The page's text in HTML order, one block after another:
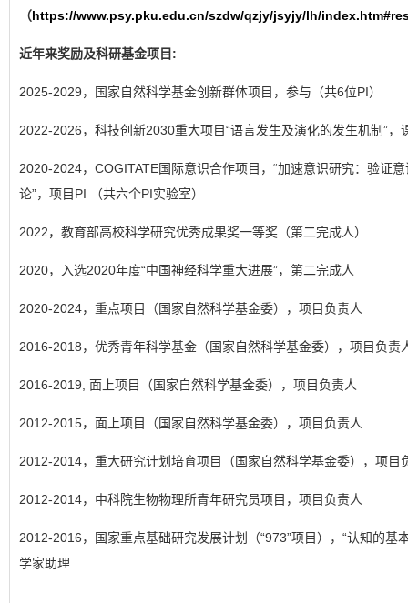
（https://www.psy.pku.edu.cn/szdw/qzjy/jsyjy/lh/
近年来奖励及科研基金项目:
2025-2029，国家自然科学基金创新群体项目，参与（共6位PI）
2022-2026，科技创新2030重大项目“语言发生及演化的发生机制”，
2020-2024，COGITATE国际意识合作项目，“加速意识研究：验证
论”，项目PI （共六个PI实验室）
2022，教育部高校科学研究优秀成果奖一等奖（第二完成人）
2020，入选2020年度“中国神经科学重大进展”，第二完成人
2020-2024，重点项目（国家自然科学基金委），项目负责人
2016-2018，优秀青年科学基金（国家自然科学基金委），项目负责
2016-2019, 面上项目（国家自然科学基金委），项目负责人
2012-2015，面上项目（国家自然科学基金委），项目负责人
2012-2014，重大研究计划培育项目（国家自然科学基金委），项目
2012-2014，中科院生物物理所青年研究员项目，项目负责人
2012-2016，国家重点基础研究发展计划（“973”项目），“认知的基
学家助理